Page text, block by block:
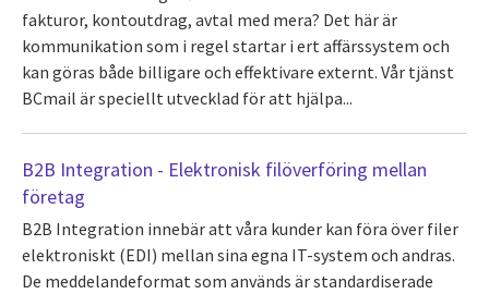
fakturor, kontoutdrag, avtal med mera? Det här är
kommunikation som i regel startar i ert affärssystem och
kan göras både billigare och effektivare externt. Vår tjänst
BCmail är speciellt utvecklad för att hjälpa...
B2B Integration - Elektronisk filöverföring mellan
företag
B2B Integration innebär att våra kunder kan föra över filer
elektroniskt (EDI) mellan sina egna IT-system och andras.
De meddelandeformat som används är standardiserade